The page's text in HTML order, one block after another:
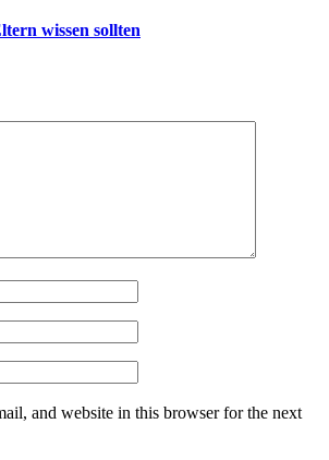
wissen sollten
and website in this browser for the next